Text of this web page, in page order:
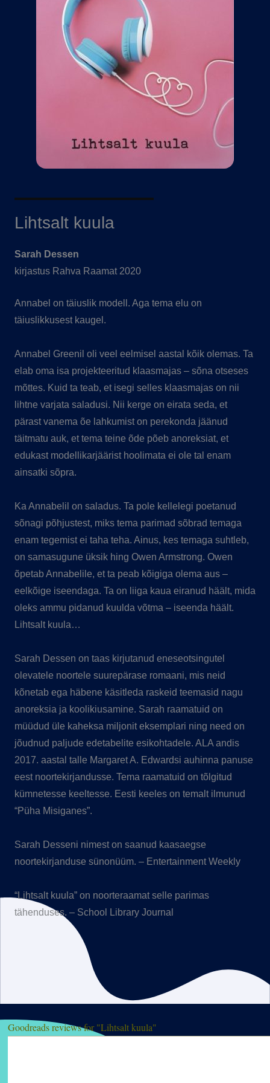
Lihtsalt kuula
Sarah Dessen​
kirjastus Rahva Raamat 2020
Annabel on täiuslik modell. Aga tema elu on
täiuslikkusest kaugel.
Annabel Greenil oli veel eelmisel aastal kõik olemas. Ta
elab oma isa projekteeritud klaasmajas – sõna otseses
mõttes. Kuid ta teab, et isegi selles klaasmajas on nii
lihtne varjata saladusi. Nii kerge on eirata seda, et
pärast vanema õe lahkumist on perekonda jäänud
täitmatu auk, et tema teine õde põeb anoreksiat, et
edukast modellikarjäärist hoolimata ei ole tal enam
ainsatki sõpra.
Ka Annabelil on saladus. Ta pole kellelegi poetanud
sõnagi põhjustest, miks tema parimad sõbrad temaga
enam tegemist ei taha teha. Ainus, kes temaga suhtleb,
on samasugune üksik hing Owen Armstrong. Owen
õpetab Annabelile, et ta peab kõigiga olema aus –
eelkõige iseendaga. Ta on liiga kaua eiranud häält, mida
oleks ammu pidanud kuulda võtma – iseenda häält.
Lihtsalt kuula…
Sarah Dessen on taas kirjutanud eneseotsingutel
olevatele noortele suurepärase romaani, mis neid
kõnetab ega häbene käsitleda raskeid teemasid nagu
anoreksia ja koolikiusamine. Sarah raamatuid on
müüdud üle kaheksa miljonit eksemplari ning need on
jõudnud paljude edetabelite esikohtadele. ALA andis
2017. aastal talle Margaret A. Edwardsi auhinna panuse
eest noortekirjandusse. Tema raamatuid on tõlgitud
kümnetesse keeltesse. Eesti keeles on temalt ilmunud
“Püha Misiganes”.
Sarah Desseni nimest on saanud kaasaegse
noortekirjanduse sünonüüm. – Entertainment Weekly
“Lihtsalt kuula” on noorteraamat selle parimas
tähenduses. – School Library Journal
Goodreads reviews for "Lihtsalt kuula"